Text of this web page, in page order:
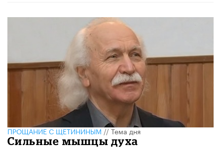
ПРОЩАНИЕ С ЩЕТИНИНЫМ//Тема дня
Сильные мышцы духа